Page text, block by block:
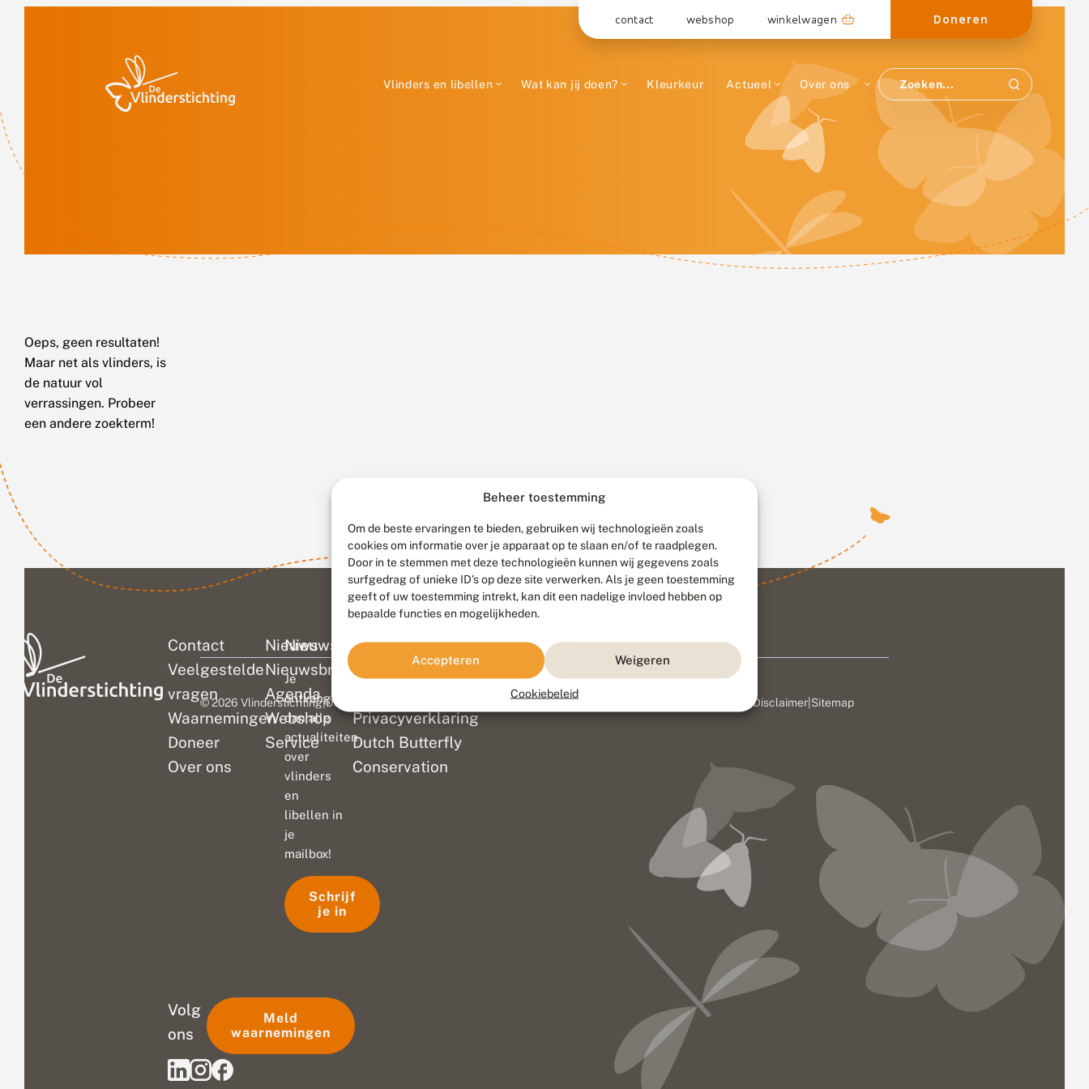
Beheer toestemming
Om de beste ervaringen te bieden, gebruiken wij technologieën zoals
cookies om informatie over je apparaat op te slaan en/of te raadplegen.
Door in te stemmen met deze technologieën kunnen wij gegevens zoals
surfgedrag of unieke ID's op deze site verwerken. Als je geen toestemming
geeft of uw toestemming intrekt, kan dit een nadelige invloed hebben op
bepaalde functies en mogelijkheden.
Accepteren Weigeren
Cookiebeleid
contact webshop winkelwagen Doneren
Vlinders en libellen Wat kan jij doen? Kleurkeur Actueel Over ons
Oeps, geen resultaten!
Maar net als vlinders, is
de natuur vol
verrassingen. Probeer
een andere zoekterm!
Contact
Veelgestelde
vragen
Waarnemingen
Doneer
Over ons
Nieuws
Nieuwsbrief
Agenda
Webshop
Service
Colofon
Disclaimer
Privacyverklaring
Dutch Butterfly
Conservation
Nieuwsbrief
Je
ontvangt
dan alle
actualiteiten
over
vlinders
en
libellen in
je
mailbox!
Schrijf
je in
Volg
ons
Meld
waarnemingen
© 2026 Vlinderstichting|Duurzaam ontwikkeld door Go2People, ontworpen door Disclaimer Sitemap